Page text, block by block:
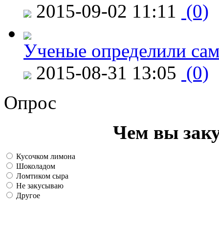
2015-09-02 11:11 (0)
Ученые определили
2015-08-31 13:05 (0)
Опрос
Чем вы
Кусочком лимона
Шоколадом
Ломтиком сыра
Не закусываю
Другое